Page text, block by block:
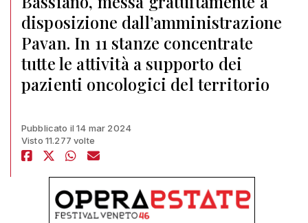
disposizione dall’amministrazione
Pavan. In 11 stanze concentrate
tutte le attività a supporto dei
pazienti oncologici del territorio
Pubblicato il 14 mar 2024
Visto 11.277 volte